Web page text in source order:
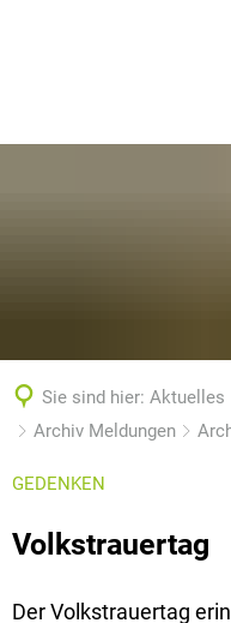
Sie sind hier: Aktuelles
Archiv Meldungen
GEDENKEN
Volkstrauertag
Der Volkstrauertag